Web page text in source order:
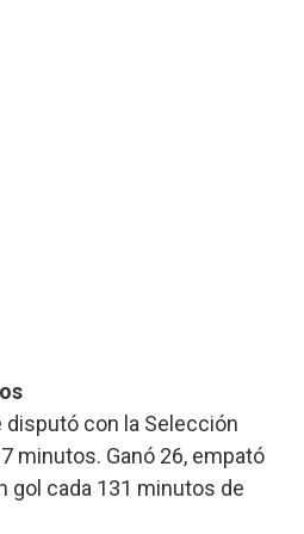
disputó con la Selección
minutos. Ganó 26, empató
gol cada 131 minutos de